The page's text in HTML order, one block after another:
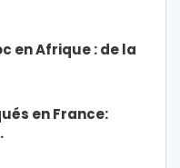
en Afrique : de la
en France: